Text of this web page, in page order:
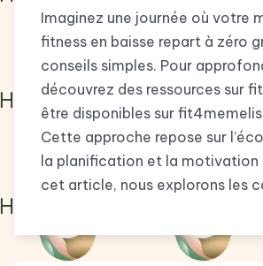
Imaginez une journée où votre
fitness en baisse repart à zéro
conseils simples. Pour
découvrez des ressources sur
être disponibles sur
Cette approche repose sur
la planification et la motivation
cet article, nous explorons les